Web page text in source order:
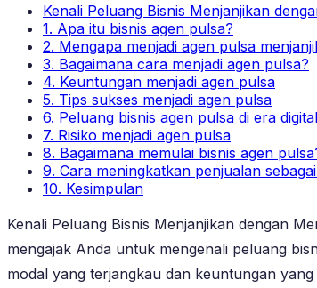
Kenali Peluang Bisnis Menjanjikan
1. Apa itu bisnis agen pulsa?
2. Mengapa menjadi agen pulsa
3. Bagaimana cara menjadi agen pulsa?
4. Keuntungan menjadi agen pulsa
5. Tips sukses menjadi agen pulsa
6. Peluang bisnis agen pulsa di era digital
7. Risiko menjadi agen pulsa
8. Bagaimana memulai bisnis agen
9. Cara meningkatkan penjualan
10. Kesimpulan
Kenali Peluang Bisnis Menjanjikan dengan
mengajak Anda untuk mengenali peluang
modal yang terjangkau dan keuntungan